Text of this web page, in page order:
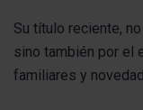
Su título reciente,
sino también por el
familiares y